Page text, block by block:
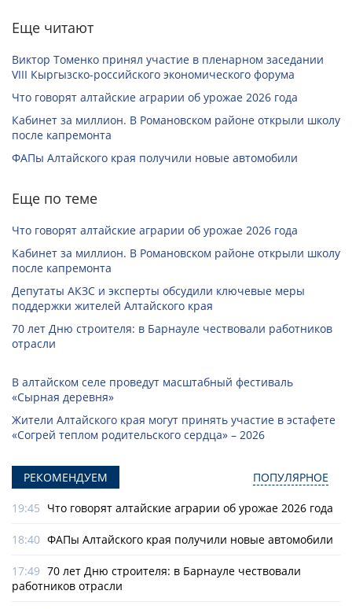
Еще читают
Виктор Томенко принял участие в пленарном заседании
VIII Кыргызско-российского экономического форума
Что говорят алтайские аграрии об урожае 2026 года
Кабинет за миллион. В Романовском районе открыли школу
после капремонта
ФАПы Алтайского края получили новые автомобили
Еще по теме
Что говорят алтайские аграрии об урожае 2026 года
Кабинет за миллион. В Романовском районе открыли школу
после капремонта
Депутаты АКЗС и эксперты обсудили ключевые меры
поддержки жителей Алтайского края
70 лет Дню строителя: в Барнауле чествовали работников
отрасли
В алтайском селе проведут масштабный фестиваль
«Сырная деревня»
Жители Алтайского края могут принять участие в эстафете
«Согрей теплом родительского сердца» – 2026
РЕКОМЕНДУЕМ ПОПУЛЯРНОЕ
19:45 Что говорят алтайские аграрии об урожае 2026 года
18:40 ФАПы Алтайского края получили новые автомобили
17:49 70 лет Дню строителя: в Барнауле чествовали
работников отрасли